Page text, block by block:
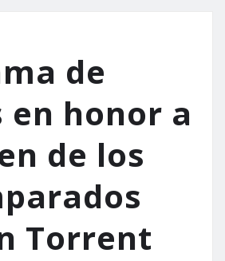
de
honor a
de los
Torrent